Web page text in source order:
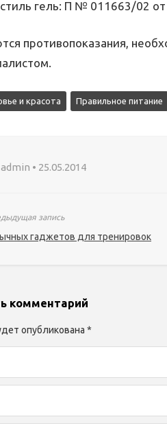
гель: П № 011663/02
противопоказания,
и красота Правильное питание
admin • 25.05.2014
запись
гаджетов для тренировок
комментарий
опубликована *